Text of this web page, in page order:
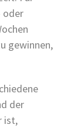
oder
gewinnen,
der
ist,